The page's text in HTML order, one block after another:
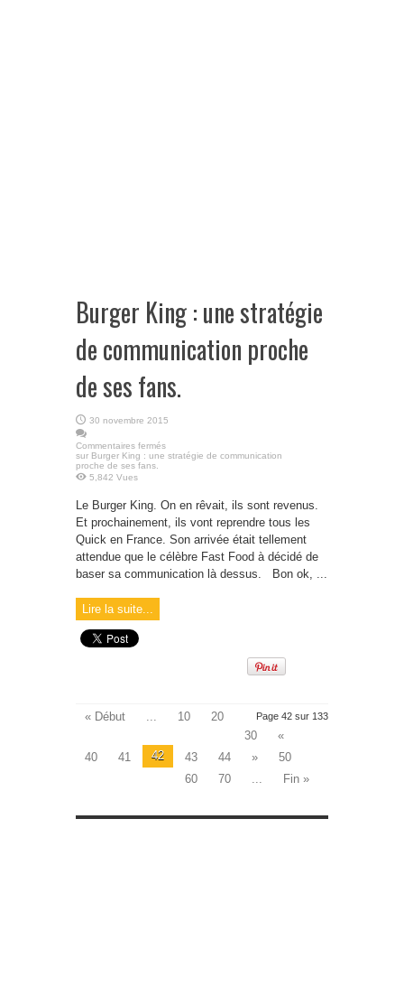
Burger King : une stratégie
de communication proche
de ses fans.
30 novembre 2015
Commentaires fermés
sur Burger King : une stratégie de communication
proche de ses fans.
5,842 Vues
Le Burger King. On en rêvait, ils sont revenus.
Et prochainement, ils vont reprendre tous les
Quick en France. Son arrivée était tellement
attendue que le célèbre Fast Food à décidé de
baser sa communication là dessus. Bon ok, ...
Lire la suite...
Page 42 sur 133
« Début ... 10
20
30
«
40
41 42 43 44 »
50
60
70 ... Fin »